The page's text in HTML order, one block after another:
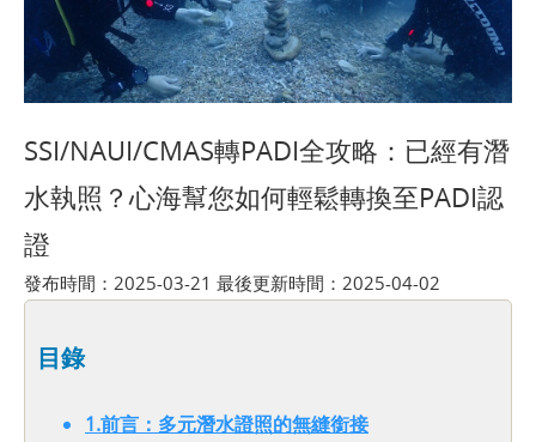
SSI/NAUI/CMAS轉PADI全攻略：已經有潛
水執照？心海幫您如何輕鬆轉換至PADI認
證
發布時間：2025-03-21 最後更新時間：2025-04-02
目錄
1.前言：多元潛水證照的無縫銜接